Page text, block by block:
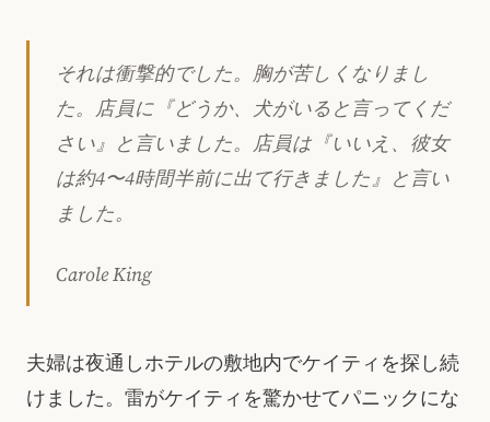
それは衝撃的でした。胸が苦しくなりまし
た。店員に『どうか、犬がいると言ってくだ
さい』と言いました。店員は『いいえ、彼女
は約4〜4時間半前に出て行きました』と言い
ました。
Carole King
夫婦は夜通しホテルの敷地内でケイティを探し続
けました。雷がケイティを驚かせてパニックにな